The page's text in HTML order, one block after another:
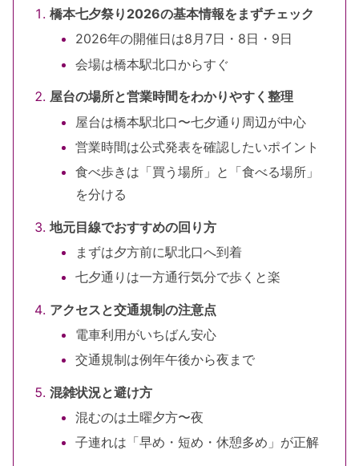
橋本七夕祭り2026の基本情報をまずチェック
2026年の開催日は8月7日・8日・9日
会場は橋本駅北口からすぐ
屋台の場所と営業時間をわかりやすく整理
屋台は橋本駅北口〜七夕通り周辺が中心
営業時間は公式発表を確認したいポイント
食べ歩きは「買う場所」と「食べる場所」
を分ける
地元目線でおすすめの回り方
まずは夕方前に駅北口へ到着
七夕通りは一方通行気分で歩くと楽
アクセスと交通規制の注意点
電車利用がいちばん安心
交通規制は例年午後から夜まで
混雑状況と避け方
混むのは土曜夕方〜夜
子連れは「早め・短め・休憩多め」が正解